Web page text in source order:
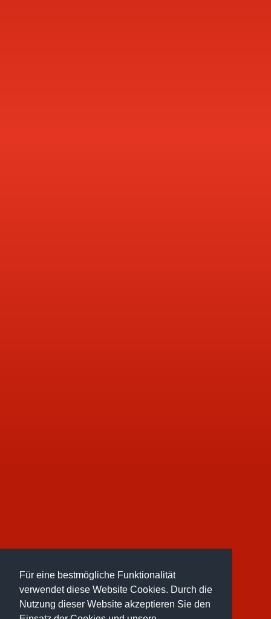
Für eine bestmögliche Funktionalität
verwendet diese Website Cookies. Durch die
Nutzung dieser Website akzeptieren Sie den